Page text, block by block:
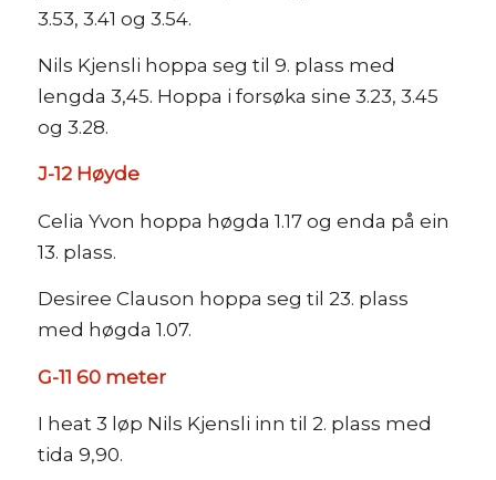
3.53, 3.41 og 3.54.
Nils Kjensli hoppa seg til 9. plass med
lengda 3,45. Hoppa i forsøka sine 3.23, 3.45
og 3.28.
J-12 Høyde
Celia Yvon hoppa høgda 1.17 og enda på ein
13. plass.
Desiree Clauson hoppa seg til 23. plass
med høgda 1.07.
G-11 60 meter
I heat 3 løp Nils Kjensli inn til 2. plass med
tida 9,90.